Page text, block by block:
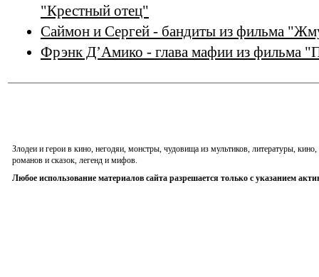
"Крестный отец"
Саймон и Сергей - бандиты из фильма
Фрэнк Д’Амико - глава мафии из фильма
Злодеи и герои в кино, негодяи, монстры, чудовища из мультиков, литературы,
романов и сказок, легенд и мифов.
Любое использование материалов сайта разрешается только с указанием